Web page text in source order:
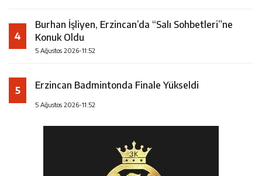
4
Burhan İşliyen, Erzincan’da “Salı Sohbetleri”ne
Konuk Oldu
5 Ağustos 2026-11:52
5 Erzincan Badmintonda Finale Yükseldi
5 Ağustos 2026-11:52